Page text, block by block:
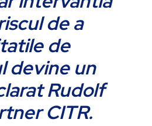
de a
de
devine un
Rudolf
CITR.